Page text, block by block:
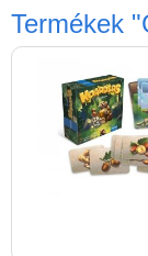
Termékek